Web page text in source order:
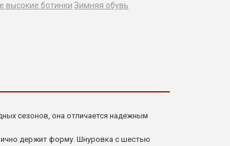
высокие ботинки Зимняя обувь
сезонов, она отличается надежным
держит форму. Шнуровка с шестью